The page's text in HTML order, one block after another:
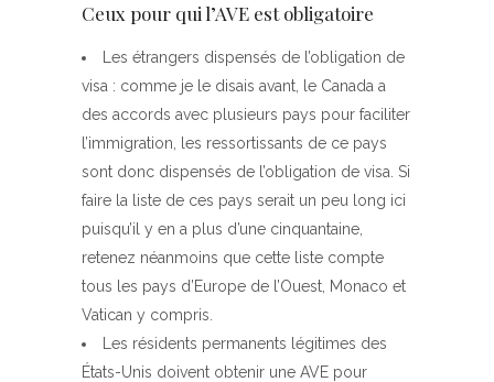
Ceux pour qui l’AVE est obligatoire
Les étrangers dispensés de l’obligation de
visa : comme je le disais avant, le Canada a
des accords avec plusieurs pays pour faciliter
l’immigration, les ressortissants de ce pays
sont donc dispensés de l’obligation de visa. Si
faire la liste de ces pays serait un peu long ici
puisqu’il y en a plus d’une cinquantaine,
retenez néanmoins que cette liste compte
tous les pays d’Europe de l’Ouest, Monaco et
Vatican y compris.
Les résidents permanents légitimes des
États-Unis doivent obtenir une AVE pour